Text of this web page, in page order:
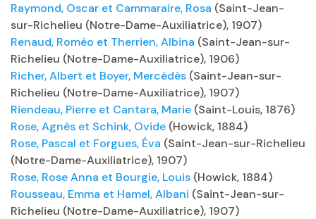
Raymond, Oscar et Cammaraire, Rosa (Saint-Jean-
sur-Richelieu (Notre-Dame-Auxiliatrice), 1907)
Renaud, Roméo et Therrien, Albina (Saint-Jean-sur-
Richelieu (Notre-Dame-Auxiliatrice), 1906)
Richer, Albert et Boyer, Mercédès (Saint-Jean-sur-
Richelieu (Notre-Dame-Auxiliatrice), 1907)
Riendeau, Pierre et Cantara, Marie (Saint-Louis, 1876)
Rose, Agnès et Schink, Ovide (Howick, 1884)
Rose, Pascal et Forgues, Éva (Saint-Jean-sur-Richelieu
(Notre-Dame-Auxiliatrice), 1907)
Rose, Rose Anna et Bourgie, Louis (Howick, 1884)
Rousseau, Emma et Hamel, Albani (Saint-Jean-sur-
Richelieu (Notre-Dame-Auxiliatrice), 1907)